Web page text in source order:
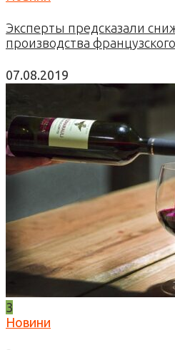
Эксперты предсказали
производства
07.08.2019
3
Новини